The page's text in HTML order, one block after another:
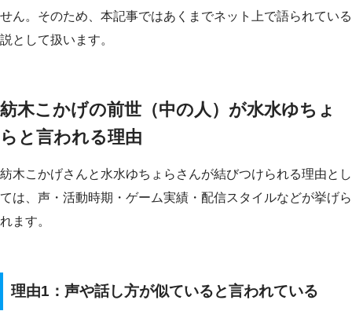
せん。そのため、本記事ではあくまでネット上で語られている
説として扱います。
紡木こかげの前世（中の人）が水水ゆちょ
らと言われる理由
紡木こかげさんと水水ゆちょらさんが結びつけられる理由とし
ては、声・活動時期・ゲーム実績・配信スタイルなどが挙げら
れます。
理由1：声や話し方が似ていると言われている